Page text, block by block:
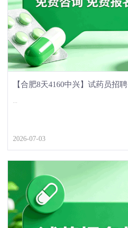
【合肥8天4160中兴】试药员招聘
2026-07-03